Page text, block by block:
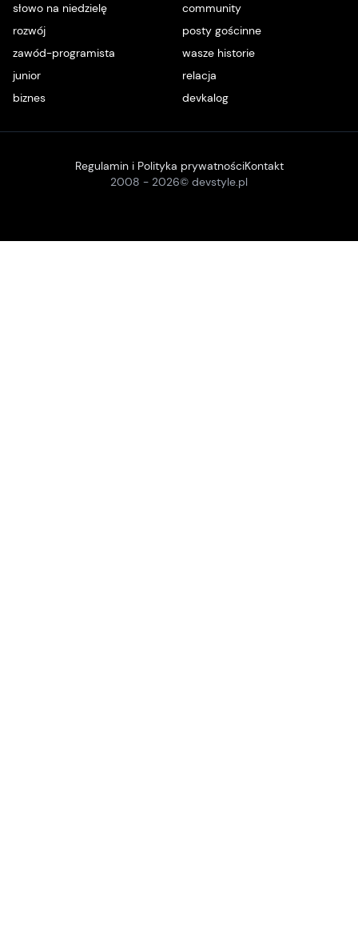
słowo na niedzielę
community
rozwój
posty gościnne
zawód-programista
wasze historie
junior
relacja
biznes
devkalog
2008 - 2026© devstyle.pl
Regulamin i Polityka prywatnościKontakt